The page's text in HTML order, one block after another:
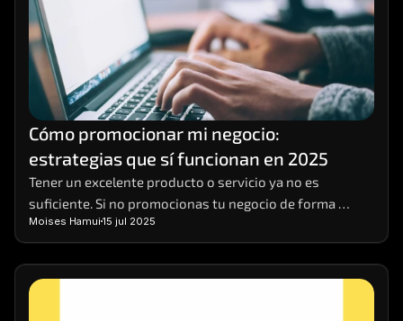
Cómo promocionar mi negocio:
estrategias que sí funcionan en 2025
Tener un excelente producto o servicio ya no es
suficiente. Si no promocionas tu negocio de forma
efectiva, es muy probable que pases desapercibido.
Hoy, competir en entornos digitales requiere una
estrategia sólida, basada en datos, visibilidad
Moises Hamui 15 jul 2025